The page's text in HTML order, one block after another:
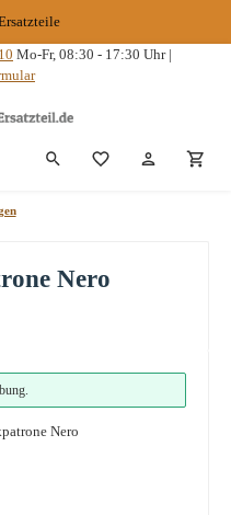
Mo-Fr, 08:30 - 17:30 Uhr |
Du hast 0
Nero